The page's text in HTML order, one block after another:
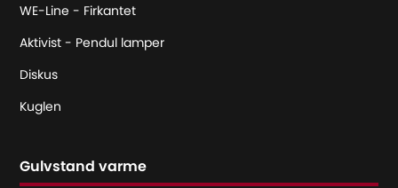
WE-Line - Firkantet
Aktivist - Pendul lamper
Diskus
Kuglen
Gulvstand varme